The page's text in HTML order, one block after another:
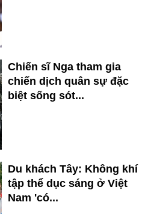
Chiến sĩ Nga tham gia
chiến dịch quân sự đặc
biệt sống sót...
Du khách Tây: Không khí
tập thể dục sáng ở Việt
Nam 'có...